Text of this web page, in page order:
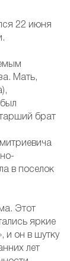
22 июня
Мать,
брат
в поселок
Этот
яркие
и он в шутку
лет